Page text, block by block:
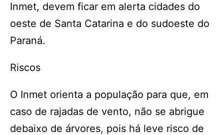
Inmet, devem ficar em alerta cidades do
oeste de Santa Catarina e do sudoeste do
Paraná.
Riscos
O Inmet orienta a população para que, em
caso de rajadas de vento, não se abrigue
debaixo de árvores, pois há leve risco de